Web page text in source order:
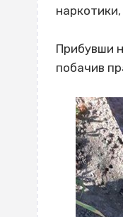
наркотики,
Прибувши
побачив